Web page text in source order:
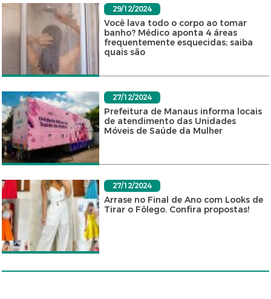
29/12/2024
Você lava todo o corpo ao tomar
banho? Médico aponta 4 áreas
frequentemente esquecidas; saiba
quais são
27/12/2024
Prefeitura de Manaus informa locais
de atendimento das Unidades
Móveis de Saúde da Mulher
27/12/2024
Arrase no Final de Ano com Looks de
Tirar o Fôlego. Confira propostas!